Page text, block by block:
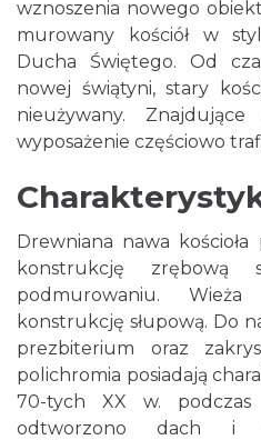
wznoszenia nowego
murowany kościół w
Ducha Świętego. Od
nowej świątyni, stary
nieużywany.
wyposażenie częściowo
Drewniana nawa
konstrukcję zrębową
podmurowaniu.
konstrukcję słupową. Do
prezbiterium oraz
polichromia posiadają
70-tych XX w. podczas
odtworzono dach i